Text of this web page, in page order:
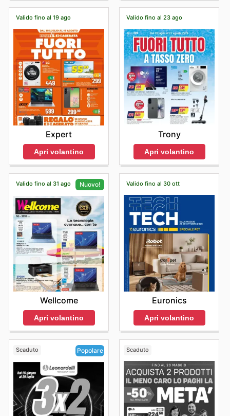
Valido fino al 19 ago
Expert
Apri volantino
Valido fino al 23 ago
Trony
Apri volantino
Valido fino al 31 ago Nuovo!
Wellcome
Apri volantino
Valido fino al 30 ott
Euronics
Apri volantino
Scaduto Popolare Scaduto